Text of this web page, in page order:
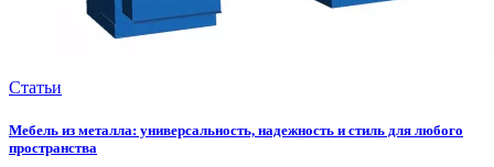
Статьи
Мебель из металла: универсальность, надежность и стиль для любого
пространства